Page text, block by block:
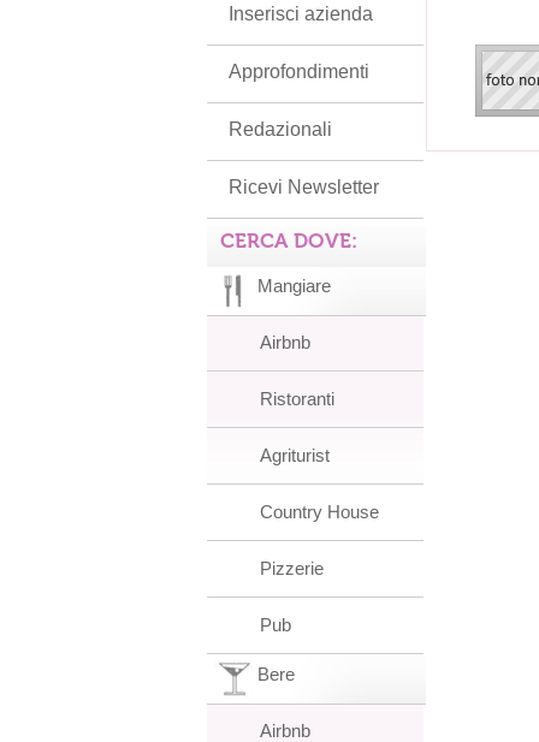
Inserisci azienda
Approfondimenti
Redazionali
Ricevi Newsletter
CERCA DOVE:
Mangiare
Airbnb
Ristoranti
Agriturist
Country House
Pizzerie
Pub
Bere
Airbnb